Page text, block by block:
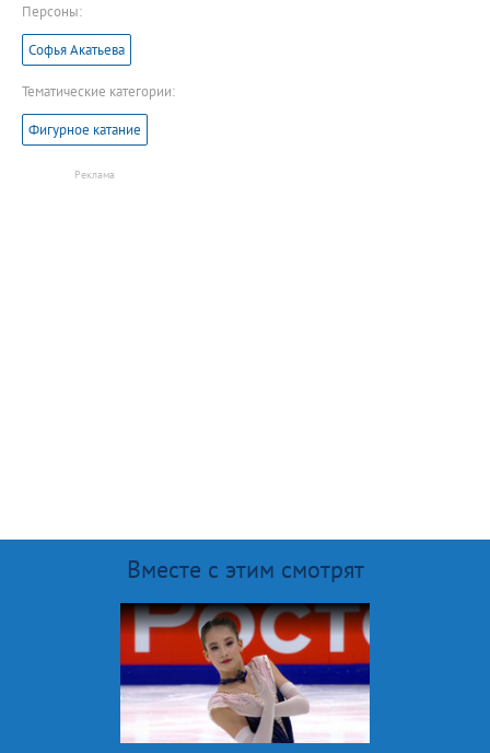
Персоны:
Софья Акатьева
Тематические категории:
Фигурное катание
Вместе с этим смотрят